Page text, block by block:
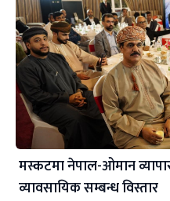
मस्कटमा नेपाल-ओमान व्यापार
व्यावसायिक सम्बन्ध विस्तार